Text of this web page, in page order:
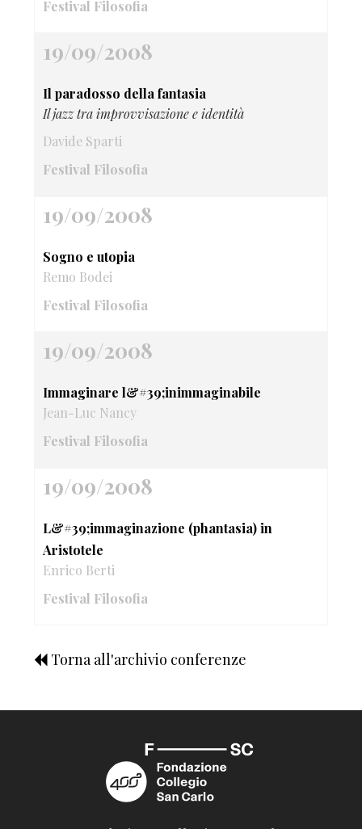
Festival Filosofia
19/09/2008
Il paradosso della fantasia
Il jazz tra improvvisazione e identità
Davide Sparti
Festival Filosofia
19/09/2008
Sogno e utopia
Remo Bodei
Festival Filosofia
19/09/2008
Immaginare l&#39;inimmaginabile
Jean-Luc Nancy
Festival Filosofia
19/09/2008
L&#39;immaginazione (phantasia) in
Aristotele
Enrico Berti
Festival Filosofia
Torna all'archivio conferenze